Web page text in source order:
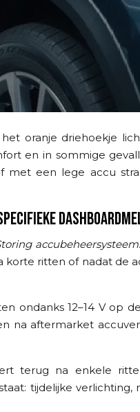
oranje driehoekje
en in sommige
met een lege accu
accubeheersysteem
korte ritten of nadat de
ondanks 12–14 V op
na aftermarket
terug na enkele
tijdelijke verlichting,